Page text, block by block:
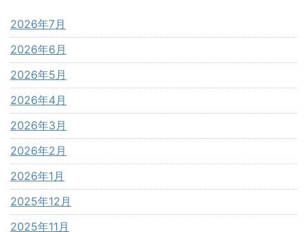
2026年7月
2026年6月
2026年5月
2026年4月
2026年3月
2026年2月
2026年1月
2025年12月
2025年11月